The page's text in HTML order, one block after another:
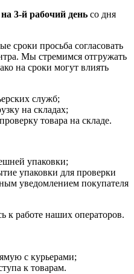
3‑й рабочий день со дня
сроки просьба согласовать
Мы стремимся отгружать
на сроки могут влиять
служб;
на складах;
товара на складе.
упаковки;
упаковки для проверки
уведомлением покупателя
к работе наших операторов.
с курьерами;
к товарам.